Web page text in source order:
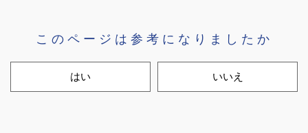
このページは参考になりましたか
はい いいえ